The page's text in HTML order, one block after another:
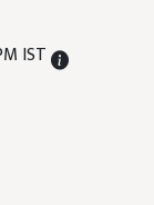
IST